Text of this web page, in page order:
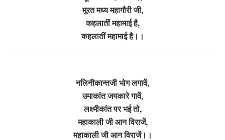
मूरत मध्य महागौरी जी,
कहलातीं महामाई है,
कहलातीं महामाई है।।
नलिनीकान्तजी भोग लगावें,
उमाकांत जयकारे गावें,
लक्ष्मीकांत पर भई तो,
महाकाली जी आन विराजें,
महाकाली जी आन विराजें।।